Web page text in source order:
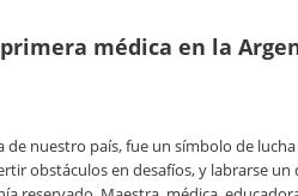
médica en la
de nuestro país, fue un símbolo de
obstáculos en desafíos, y labrarse